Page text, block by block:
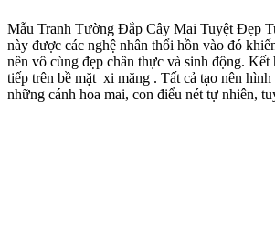
Mẫu Tranh Tường Đắp Cây Mai Tuyệt Đẹp
này được các nghệ nhân thổi hồn vào đó
nên vô cùng đẹp chân thực và sinh động. Kết
tiếp trên bề mặt xi măng . Tất cả tạo nên
những cánh hoa mai, con điểu nét tự nhiên,